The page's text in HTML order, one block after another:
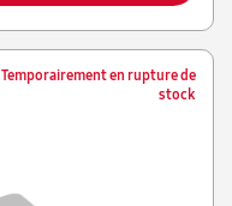
Temporairement en rupture de
stock